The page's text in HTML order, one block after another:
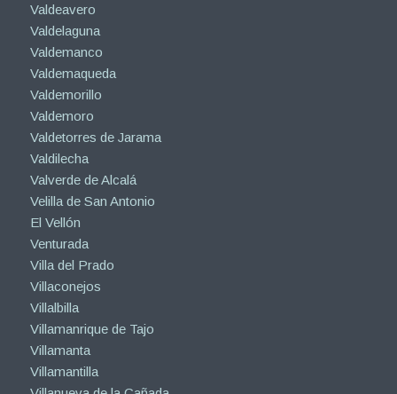
Valdeavero
Valdelaguna
Valdemanco
Valdemaqueda
Valdemorillo
Valdemoro
Valdetorres de Jarama
Valdilecha
Valverde de Alcalá
Velilla de San Antonio
El Vellón
Venturada
Villa del Prado
Villaconejos
Villalbilla
Villamanrique de Tajo
Villamanta
Villamantilla